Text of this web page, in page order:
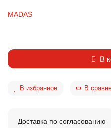
MADAS
В
В избранное В
Доставка по согласованию